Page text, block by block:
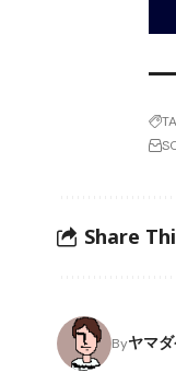
Share
Byヤマ